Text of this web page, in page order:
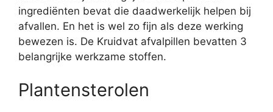
ingrediënten bevat die daadwerkelijk helpen bij
afvallen. En het is wel zo fijn als deze werking
bewezen is. De Kruidvat afvalpillen bevatten 3
belangrijke werkzame stoffen.
Plantensterolen